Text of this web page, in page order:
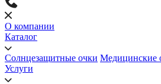
О компании
Каталог
Солнцезащитные очки Медицинские
Услуги